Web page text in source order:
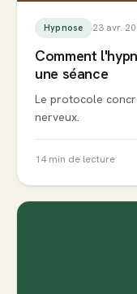
Hypnose 23 avr.
Comment
une séance
Le protocole
nerveux.
14min de lecture